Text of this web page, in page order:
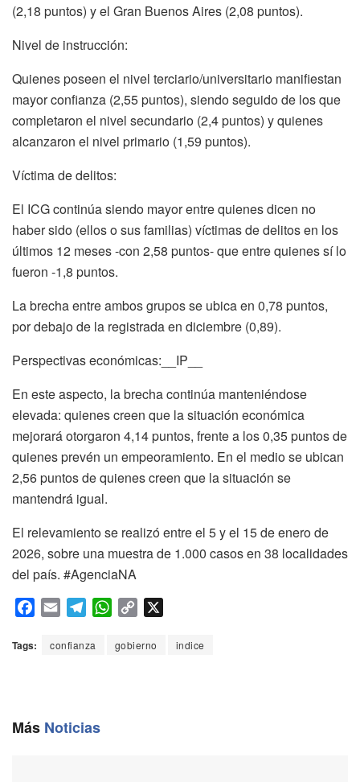
(2,18 puntos) y el Gran Buenos Aires (2,08 puntos).
Nivel de instrucción:
Quienes poseen el nivel terciario/universitario manifiestan
mayor confianza (2,55 puntos), siendo seguido de los que
completaron el nivel secundario (2,4 puntos) y quienes
alcanzaron el nivel primario (1,59 puntos).
Víctima de delitos:
El ICG continúa siendo mayor entre quienes dicen no
haber sido (ellos o sus familias) víctimas de delitos en los
últimos 12 meses -con 2,58 puntos- que entre quienes sí lo
fueron -1,8 puntos.
La brecha entre ambos grupos se ubica en 0,78 puntos,
por debajo de la registrada en diciembre (0,89).
Perspectivas económicas:__IP__
En este aspecto, la brecha continúa manteniéndose
elevada: quienes creen que la situación económica
mejorará otorgaron 4,14 puntos, frente a los 0,35 puntos de
quienes prevén un empeoramiento. En el medio se ubican
2,56 puntos de quienes creen que la situación se
mantendrá igual.
El relevamiento se realizó entre el 5 y el 15 de enero de
2026, sobre una muestra de 1.000 casos en 38 localidades
del país. #AgenciaNA
c
o
a
l
a
W
a
p
Tags: confianza gobierno indice
Más Noticias